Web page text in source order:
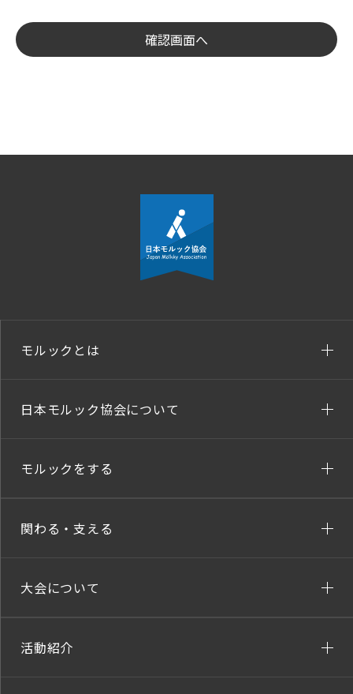
モルックとは
日本モルック協会について
モルックをする
関わる・支える
大会について
活動紹介